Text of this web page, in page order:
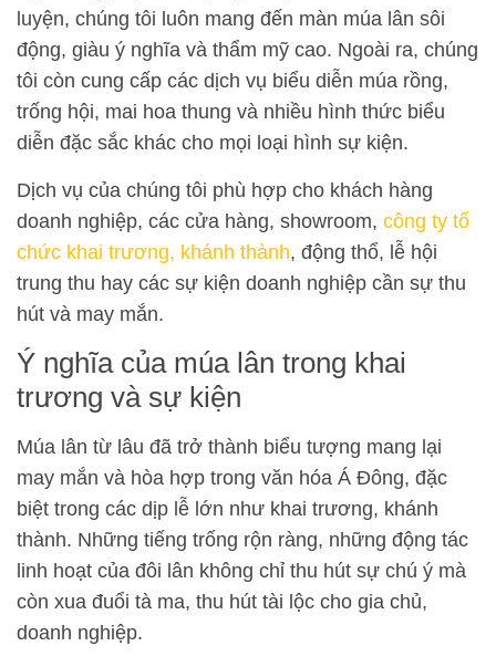
luyện, chúng tôi luôn mang đến màn múa lân sôi
động, giàu ý nghĩa và thẩm mỹ cao. Ngoài ra, chúng
tôi còn cung cấp các dịch vụ biểu diễn múa rồng,
trống hội, mai hoa thung và nhiều hình thức biểu
diễn đặc sắc khác cho mọi loại hình sự kiện.
Dịch vụ của chúng tôi phù hợp cho khách hàng
doanh nghiệp, các cửa hàng, showroom, công ty tổ
chức khai trương, khánh thành, động thổ, lễ hội
trung thu hay các sự kiện doanh nghiệp cần sự thu
hút và may mắn.
Ý nghĩa của múa lân trong khai
trương và sự kiện
Múa lân từ lâu đã trở thành biểu tượng mang lại
may mắn và hòa hợp trong văn hóa Á Đông, đặc
biệt trong các dịp lễ lớn như khai trương, khánh
thành. Những tiếng trống rộn ràng, những động tác
linh hoạt của đôi lân không chỉ thu hút sự chú ý mà
còn xua đuổi tà ma, thu hút tài lộc cho gia chủ,
doanh nghiệp.